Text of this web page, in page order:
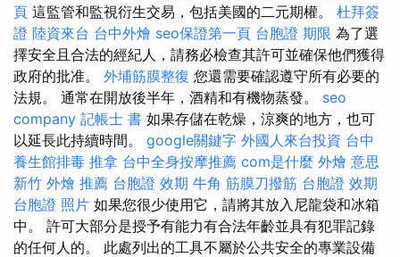
頁 這監管和監視衍生交易，包括美國的二元期權。 杜拜簽
證 陸資來台 台中外燴 seo保證第一頁 台胞證 期限 為了選
擇安全且合法的經紀人，請務必檢查其許可並確保他們獲得
政府的批准。 外埔筋膜整復 您還需要確認遵守所有必要的
法規。 通常在開放後半年，酒精和有機物蒸發。 seo
company 記帳士 書 如果存儲在乾燥，涼爽的地方，也可
以延長此持續時間。 google關鍵字 外國人來台投資 台中
養生館排毒 推拿 台中全身按摩推薦 com是什麼 外燴 意思
新竹 外燴 推薦 台胞證 效期 牛角 筋膜刀撥筋 台胞證 效期
台胞證 照片 如果您很少使用它，請將其放入尼龍袋和冰箱
中。 許可大部分是授予有能力有合法年齡並具有犯罪記錄
的任何人的。 此處列出的工具不屬於公共安全的專業設備